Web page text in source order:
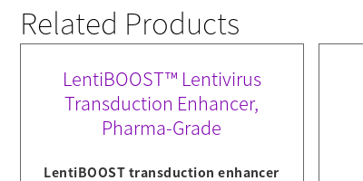
Related Products
LentiBOOST™ Lentivirus
Transduction Enhancer,
Pharma-Grade
LentiBOOST transduction enhancer